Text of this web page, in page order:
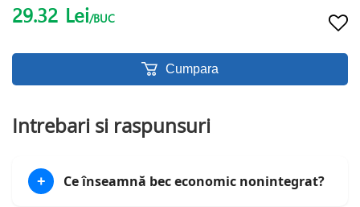
29.32 Lei/BUC
Cumpara
Intrebari si raspunsuri
+ Ce înseamnă bec economic nonintegrat?